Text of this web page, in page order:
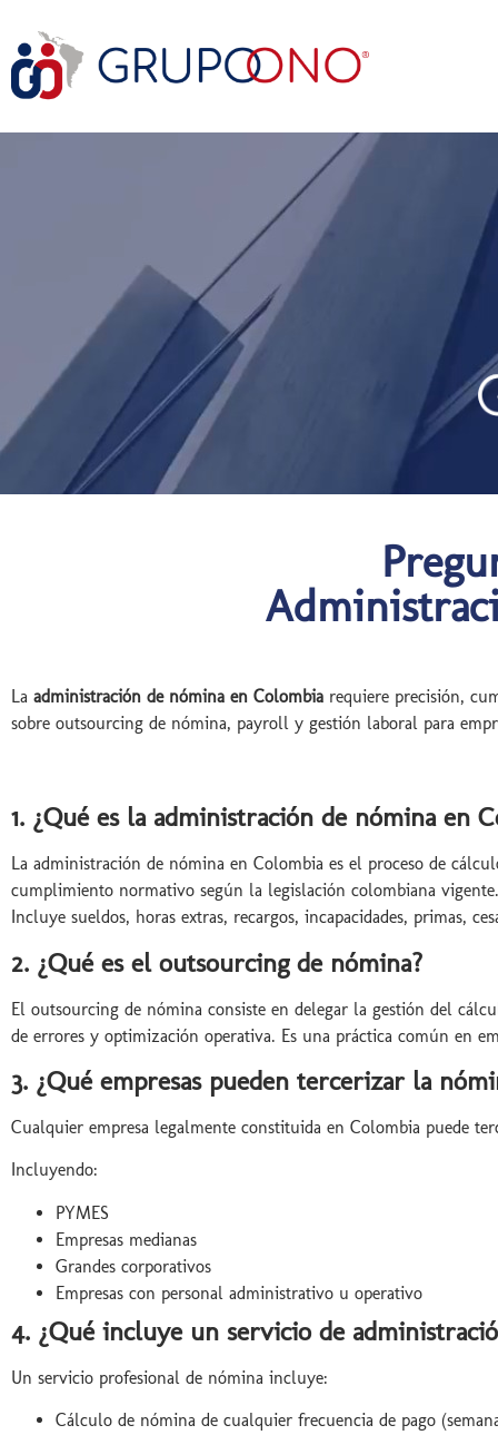
La administración de nómina en Colombia requiere precisión,
sobre outsourcing de nómina, payroll y gestión laboral para
1. ¿Qué es la administración de nómina en
La administración de nómina en Colombia es el proceso de
cumplimiento normativo según la legislación colombiana vigente.
Incluye sueldos, horas extras, recargos, incapacidades, primas,
2. ¿Qué es el outsourcing de nómina?
El outsourcing de nómina consiste en delegar la gestión del
de errores y optimización operativa. Es una práctica común en
3. ¿Qué empresas pueden tercerizar la
Cualquier empresa legalmente constituida en Colombia puede
Incluyendo:
PYMES
Empresas medianas
Grandes corporativos
Empresas con personal administrativo u operativo
4. ¿Qué incluye un servicio de
Un servicio profesional de nómina incluye:
Cálculo de nómina de cualquier frecuencia de pago